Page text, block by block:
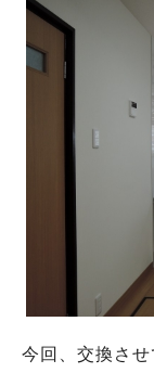
今回、交換さ